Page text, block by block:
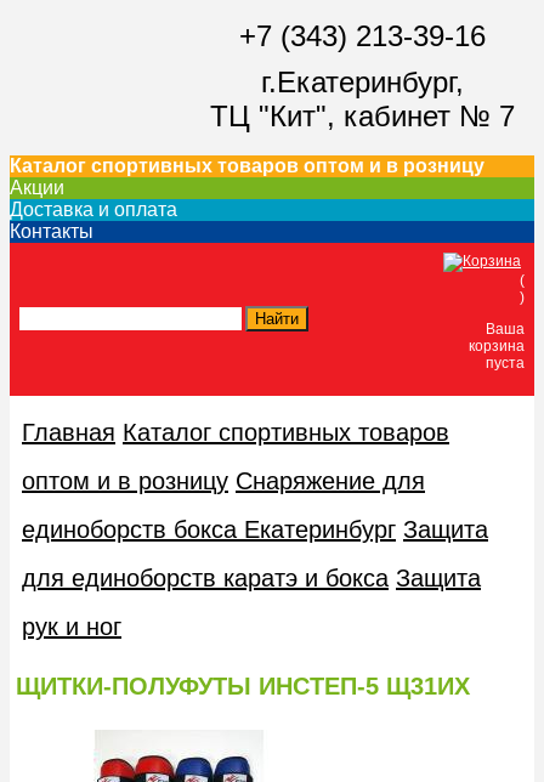
+7 (343) 213-39-16
г.Екатеринбург,
ТЦ "Кит", кабинет № 7
Каталог спортивных товаров оптом и в розницу
Акции
Доставка и оплата
Контакты
(
)
Ваша
корзина
пуста
Главная Каталог спортивных товаров
оптом и в розницу Снаряжение для
единоборств бокса Екатеринбург Защита
для единоборств каратэ и бокса Защита
рук и ног
ЩИТКИ-ПОЛУФУТЫ ИНСТЕП-5 Щ31ИХ